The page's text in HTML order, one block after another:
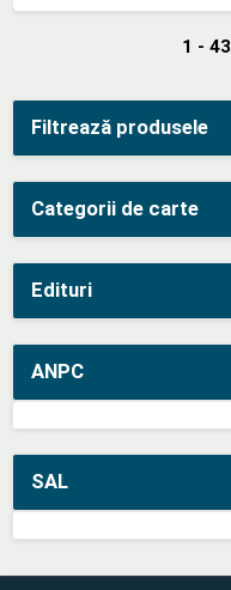
Filtrează produsele
Categorii de carte
Edituri
ANPC
SAL
1 - 43